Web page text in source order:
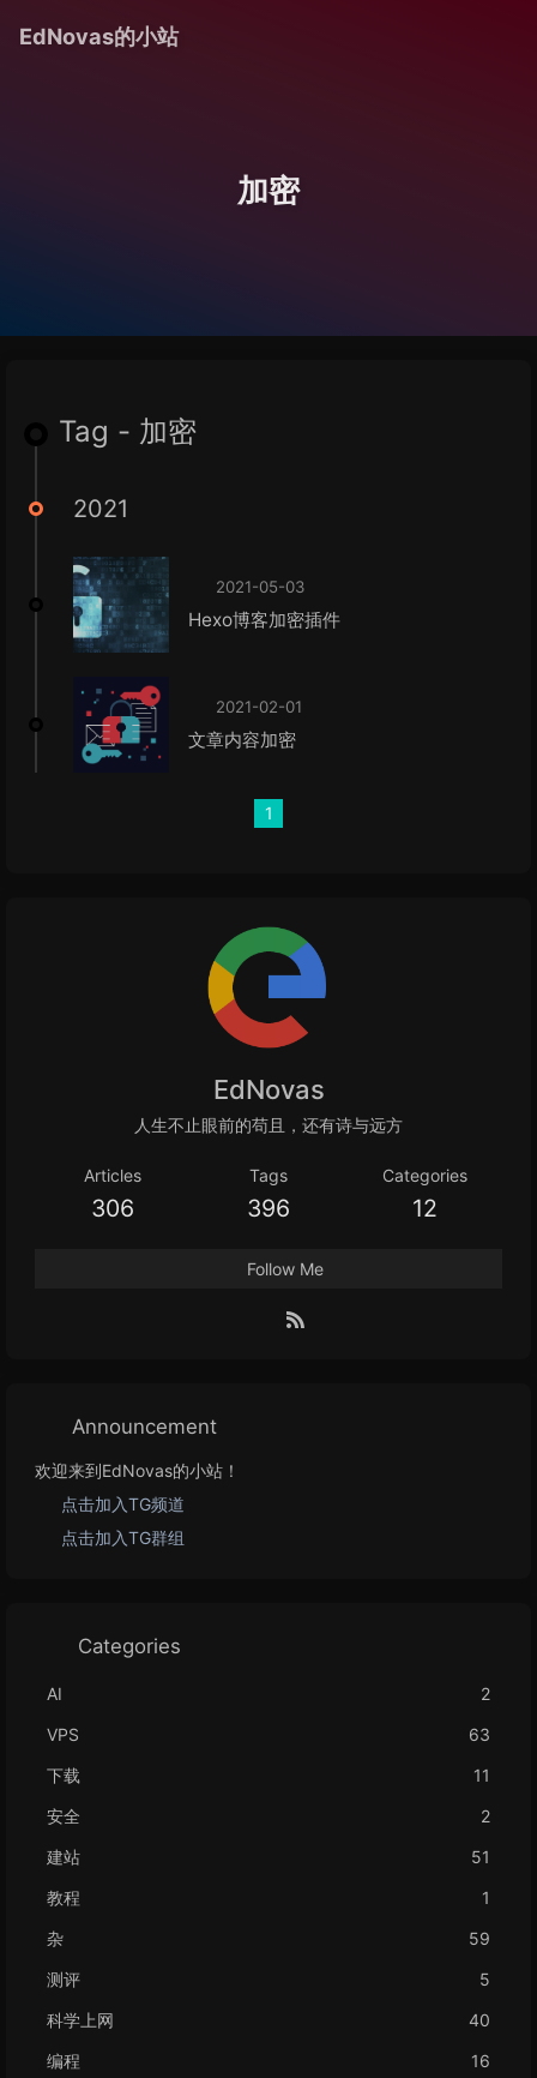
EdNovas的小站
加密
Tag - 加密
2021
2021-05-03
Hexo博客加密插件
2021-02-01
文章内容加密
1
EdNovas
人生不止眼前的苟且，还有诗与远方
Articles
306
Tags
396
Categories
12
Follow Me
Announcement
欢迎来到EdNovas的小站！
点击加入TG频道
点击加入TG群组
Categories
AI
2
VPS
63
下载
11
安全
2
建站
51
教程
1
杂
59
测评
5
科学上网
40
编程
16